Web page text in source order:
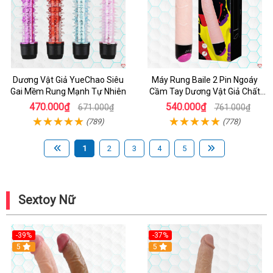
Dương Vật Giả YueChao Siêu
Gai Mềm Rung Mạnh Tự Nhiên
470.000₫ 671.000₫
(789)
Máy Rung Baile 2 Pin Ngoáy
Cầm Tay Dương Vật Giả Chất
Lượng
540.000₫ 761.000₫
(778)
1 2 3 4 5
Sextoy Nữ
-39%
Hot
5
-37%
5